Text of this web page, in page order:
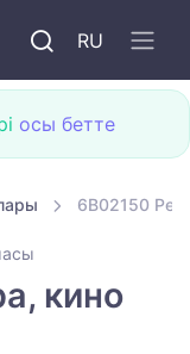
RU
осы бетте
6B02150
кино